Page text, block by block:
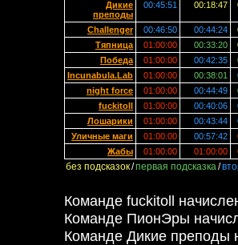
Дикие
преподы
00:45:51 00:18:47
Challenger 00:46:50 00:44:24
Тяпница
01:00:00 00:33:20
Победа
01:00:00 00:42:35
Incunabula.Lab
01:00:00 00:38:01
night force
01:00:00 00:44:49
fuckitoll
01:00:00 00:40:06
Лошарики
01:00:00 00:43:44
Уличные маги
01:00:00 00:57:42
Жабы
01:00:00 01:00:00
без подсказок/первая подсказка/
Команде fuckitoll
Команде ПионЭры
Команде Дикие преподы